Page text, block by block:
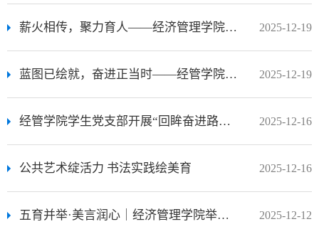
薪火相传，聚力育人——经济管理学院成功举办2025年经纬品牌换届大会 2025-12-19
蓝图已绘就，奋进正当时——经管学院全体教职工共学党的二十届四中全会精神 2025-12-19
经管学院学生党支部开展“回眸奋进路，聚力启征程”主题党日活动 2025-12-16
公共艺术绽活力 书法实践绘美育 2025-12-16
五育并举·美言润心｜经济管理学院举办25年主持人大赛——乐山师范学院经济管理学院2025年主持人大赛决赛圆满落幕 2025-12-12